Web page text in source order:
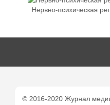
Нервно-психическая
© 2016-2020 Журнал